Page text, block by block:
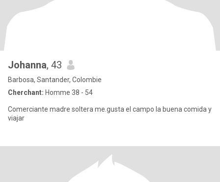
Johanna, 43
Barbosa, Santander, Colombie
Cherchant: Homme 38 - 54
Comerciante madre soltera me.gusta el campo la buena comida y
viajar